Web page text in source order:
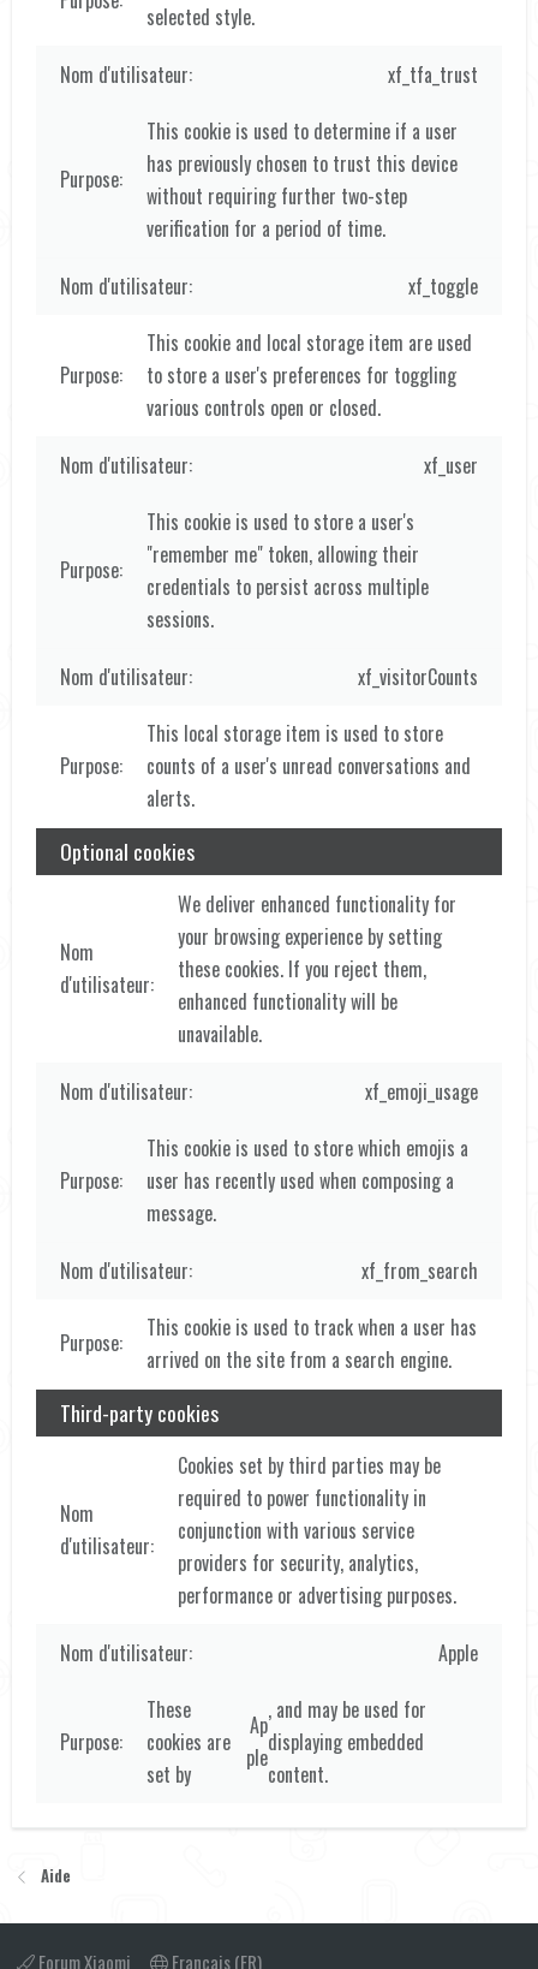
selected style.
xf_tfa_trust
This cookie is used to determine if a user
has previously chosen to trust this device
without requiring further two-step
verification for a period of time.
xf_toggle
This cookie and local storage item are used
to store a user's preferences for toggling
various controls open or closed.
xf_user
This cookie is used to store a user's
"remember me" token, allowing their
credentials to persist across multiple
sessions.
xf_visitorCounts
This local storage item is used to store
counts of a user's unread conversations and
alerts.
Optional cookies
We deliver enhanced functionality for
your browsing experience by setting
these cookies. If you reject them,
enhanced functionality will be
unavailable.
xf_emoji_usage
This cookie is used to store which emojis a
user has recently used when composing a
message.
xf_from_search
This cookie is used to track when a user has
arrived on the site from a search engine.
Third-party cookies
Cookies set by third parties may be
required to power functionality in
conjunction with various service
providers for security, analytics,
performance or advertising purposes.
Apple
These
cookies are
set by
Ap
ple
, and may be used for
displaying embedded
content.
Aide
Forum Xiaomi Français (FR)